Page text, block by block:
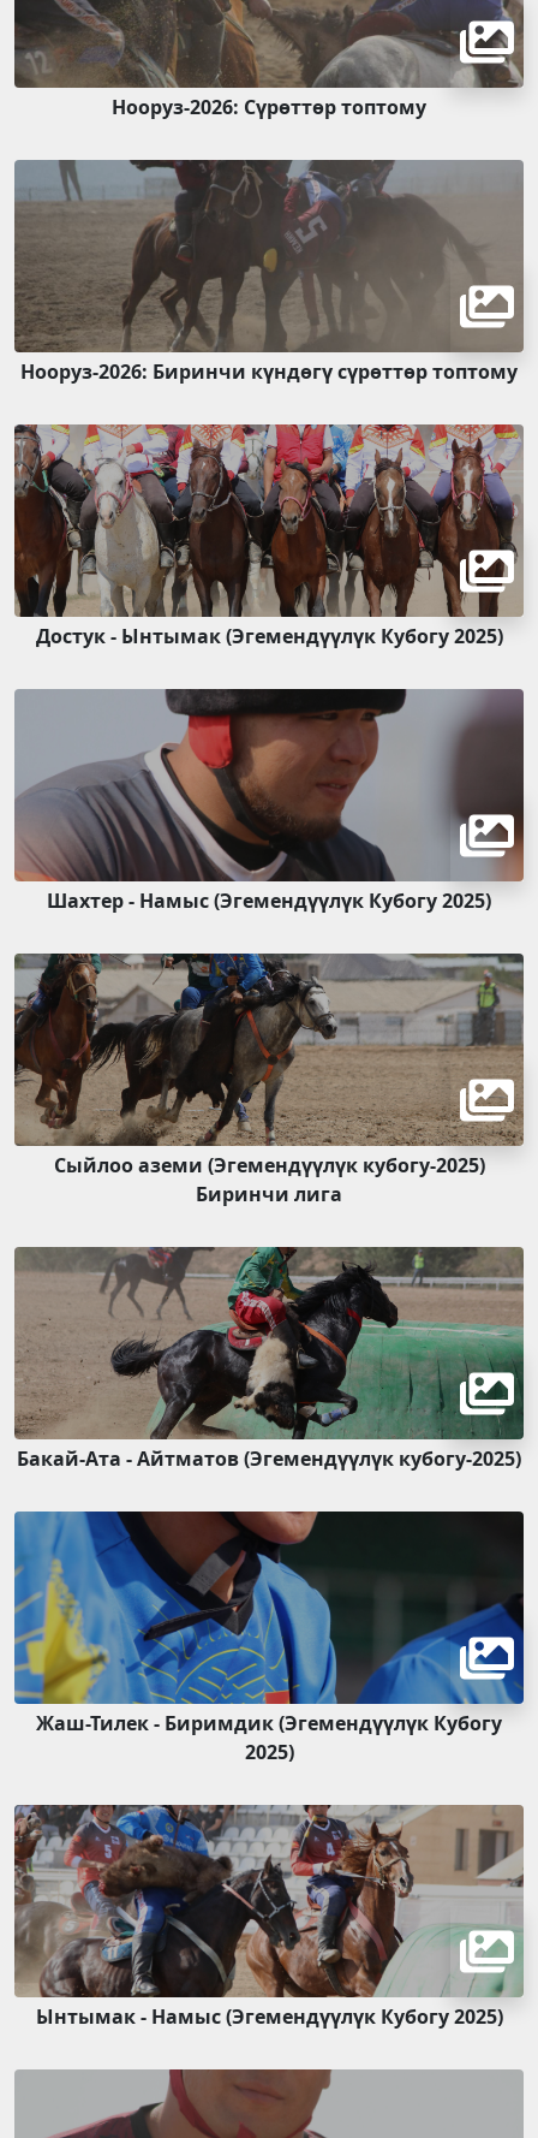
Нооруз-2026: Сүрөттөр топтому
Нооруз-2026: Биринчи күндөгү сүрөттөр топтому
Достук - Ынтымак (Эгемендүүлүк Кубогу 2025)
Шахтер - Намыс (Эгемендүүлүк Кубогу 2025)
Сыйлоо аземи (Эгемендүүлүк кубогу-2025)
Биринчи лига
Бакай-Ата - Айтматов (Эгемендүүлүк кубогу-2025)
Жаш-Тилек - Биримдик (Эгемендүүлүк Кубогу
2025)
Ынтымак - Намыс (Эгемендүүлүк Кубогу 2025)